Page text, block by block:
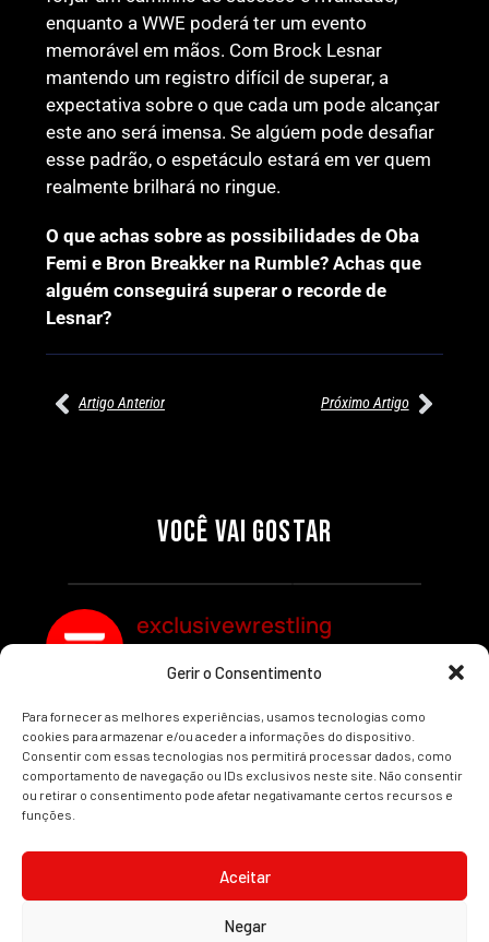
Gerir o Consentimento
Para fornecer as melhores experiências, usamos tecnologias como
cookies para armazenar e/ou aceder a informações do dispositivo.
Consentir com essas tecnologias nos permitirá processar dados, como
comportamento de navegação ou IDs exclusivos neste site. Não consentir
ou retirar o consentimento pode afetar negativamante certos recursos e
funções.
Aceitar
Negar
enquanto a WWE poderá ter um evento
memorável em mãos. Com Brock Lesnar
mantendo um registro difícil de superar, a
expectativa sobre o que cada um pode alcançar
este ano será imensa. Se algúem pode desafiar
esse padrão, o espetáculo estará em ver quem
realmente brilhará no ringue.
O que achas sobre as possibilidades de Oba
Femi e Bron Breakker na Rumble? Achas que
alguém conseguirá superar o recorde de
Lesnar?
Artigo Anterior Próximo Artigo
VOCÊ VAI GOSTAR
SEGMENTOS A NÃO PERDER
Por exclusivewrestling
MUNDIAL FEMININO NA AEW
REDEMPTION
Por exclusivewrestling
exclusivewrestling
Ver mais Artigos